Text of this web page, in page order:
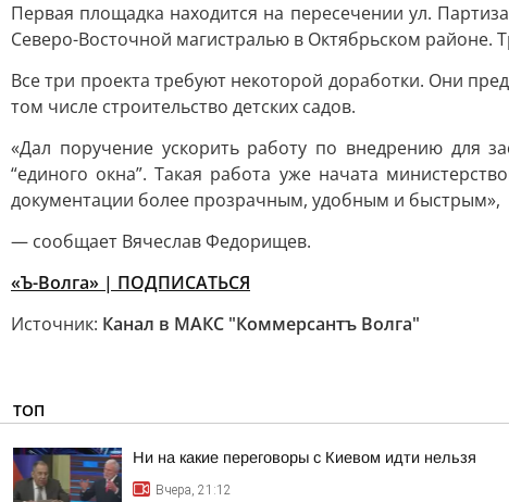
Первая площадка находится на пересечении ул.
Северо-Восточной магистралью в Октябрьском
Все три проекта требуют некоторой доработки. Они
том числе строительство детских садов.
«Дал поручение ускорить работу по внедрению для
“единого окна”. Такая работа уже начата
документации более прозрачным, удобным и быстрым»,
— сообщает Вячеслав Федорищев.
«Ъ-Волга» | ПОДПИСАТЬСЯ
Источник: Канал в МАКС "Коммерсантъ Волга"
ТОП
Ни на какие переговоры с Киевом идти нельзя
Вчера, 21:12